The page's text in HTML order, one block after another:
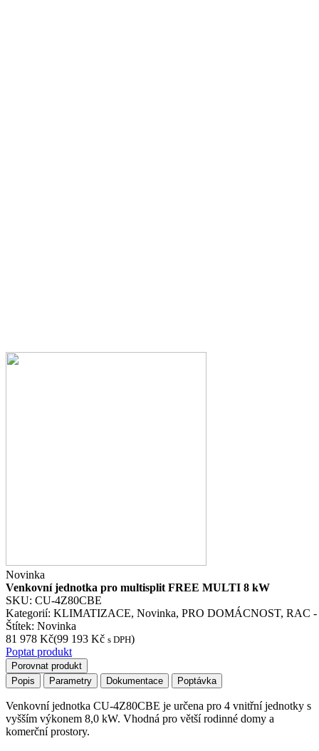
Novinka
Venkovní jednotka pro multisplit FREE MULTI 8 kW
SKU: CU-4Z80CBE
Kategorií: KLIMATIZACE, Novinka, PRO DOMÁCNOST, RAC
Štítek: Novinka
81 978 Kč(99 193 Kč s DPH)
Poptat produkt
Porovnat produkt
Popis
Parametry Dokumentace Poptávka
Venkovní jednotka CU-4Z80CBE je určena pro 4 vnitřní jednotky s
vyšším výkonem 8,0 kW. Vhodná pro větší rodinné domy a
komerční prostory.